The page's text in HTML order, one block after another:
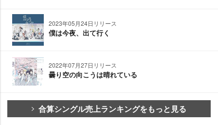
2023年05月24日リリース
僕は今夜、出て行く
2022年07月27日リリース
曇り空の向こうは晴れている
合算シングル売上ランキングをもっと見る